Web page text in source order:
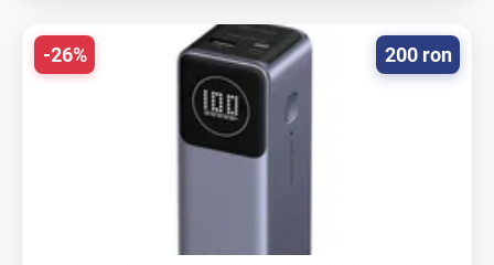
200 ron
-26%